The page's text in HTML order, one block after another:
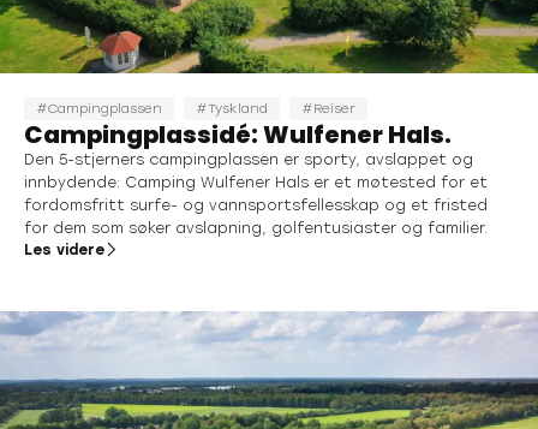
Campingplassen Tyskland Reiser
Campingplassidé: Wulfener Hals.
Den 5-stjerners campingplassen er sporty, avslappet og
innbydende: Camping Wulfener Hals er et møtested for et
fordomsfritt surfe- og vannsportsfellesskap og et fristed
for dem som søker avslapning, golfentusiaster og familier.
Les videre